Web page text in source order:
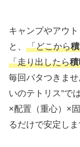
キャンプやアウ
と、 「どこから
「走り出したら
毎回バタつきま
いのテトリス”で
×配置（重心）×
るだけで安定しま